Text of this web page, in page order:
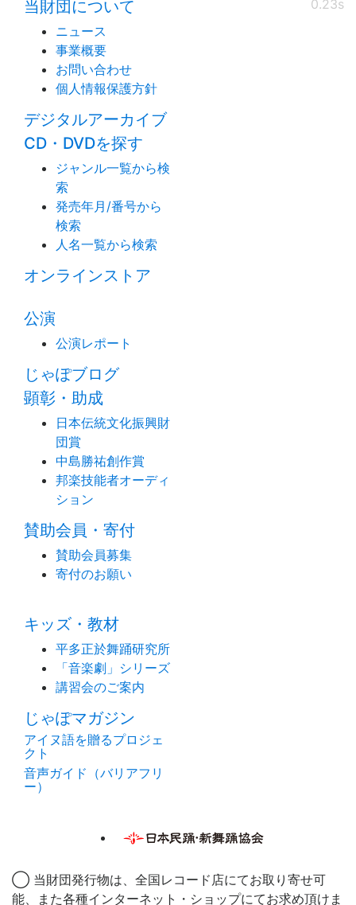
0.23s
当財団について
ニュース
事業概要
お問い合わせ
個人情報保護方針
デジタルアーカイブ
CD・DVDを探す
ジャンル一覧から検
索
発売年月/番号から
検索
人名一覧から検索
オンラインストア
公演
公演レポート
じゃぽブログ
顕彰・助成
日本伝統文化振興財
団賞
中島勝祐創作賞
邦楽技能者オーディ
ション
賛助会員・寄付
賛助会員募集
寄付のお願い
キッズ・教材
平多正於舞踊研究所
「音楽劇」シリーズ
講習会のご案内
じゃぽマガジン
アイヌ語を贈るプロジェ
クト
音声ガイド（バリアフリ
ー）
◯ 当財団発行物は、全国レコード店にてお取り寄せ可
能、また各種インターネット・ショップにてお求め頂けま